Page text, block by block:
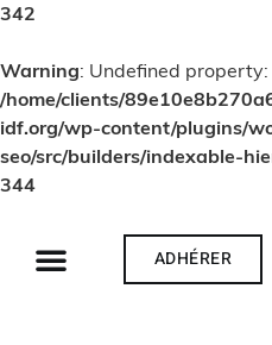
342
Warning: Undefined
/home/clients/
idf.org/wp-content/plugins/
seo/src/builders/indexable-
344
ADHÉRER